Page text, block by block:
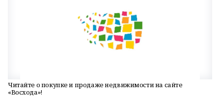
Читайте о покупке и продаже недвижимости на сайте
«Восхода»!